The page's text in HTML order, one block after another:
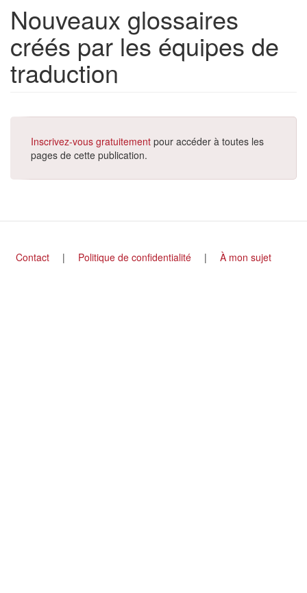
Nouveaux glossaires
créés par les équipes de
traduction
Inscrivez-vous gratuitement pour accéder à toutes les
pages de cette publication.
Footer
Contact Politique de confidentialité À mon sujet